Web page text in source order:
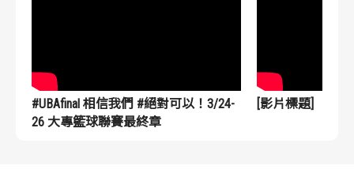
#UBAfinal 相信我們 #絕對可以！3/24-
26 大專籃球聯賽最終章
[影片標題]